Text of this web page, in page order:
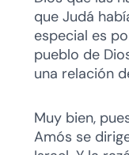
que Judá
especial es
pueblo de
una relación
Muy bien,
Amós se